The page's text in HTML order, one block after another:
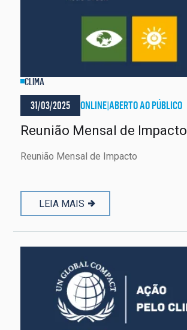
CLIMA
31/03/2025 ONLINE|ABERTO AO PÚBLICO
Reunião Mensal de Impacto
Reunião Mensal de Impacto
LEIA MAIS